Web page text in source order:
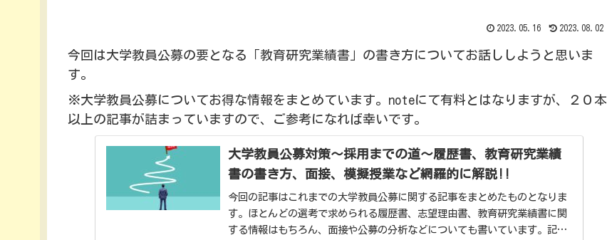
2023.05.16 2023.08.02
今回は大学教員公募の要となる「教育研究業績書」の書き方についてお話ししようと思いま
す。
※大学教員公募についてお得な情報をまとめています。noteにて有料とはなりますが、２０本
以上の記事が詰まっていますので、ご参考になれば幸いです。
大学教員公募対策～採用までの道～履歴書、教育研究業績
書の書き方、面接、模擬授業など網羅的に解説!!
今回の記事はこれまでの大学教員公募に関する記事をまとめたものとなりま
す。ほとんどの選考で求められる履歴書、志望理由書、教育研究業績書に関
する情報はもちろん、面接や公募の分析などについても書いています。記事